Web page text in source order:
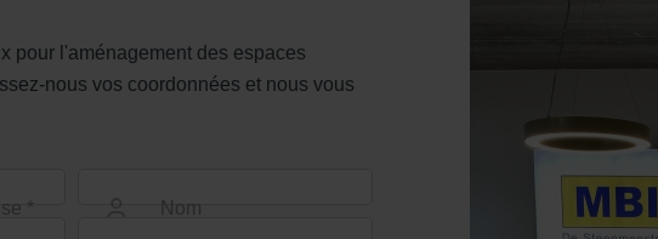
pour l'aménagement des espaces
nous vos coordonnées et nous vous
* Nom